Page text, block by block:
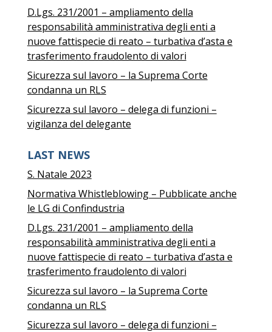
D.Lgs. 231/2001 – ampliamento della
responsabilità amministrativa degli enti a
nuove fattispecie di reato – turbativa d’asta e
trasferimento fraudolento di valori
Sicurezza sul lavoro – la Suprema Corte
condanna un RLS
Sicurezza sul lavoro – delega di funzioni –
vigilanza del delegante
LAST NEWS
S. Natale 2023
Normativa Whistleblowing – Pubblicate anche
le LG di Confindustria
D.Lgs. 231/2001 – ampliamento della
responsabilità amministrativa degli enti a
nuove fattispecie di reato – turbativa d’asta e
trasferimento fraudolento di valori
Sicurezza sul lavoro – la Suprema Corte
condanna un RLS
Sicurezza sul lavoro – delega di funzioni –